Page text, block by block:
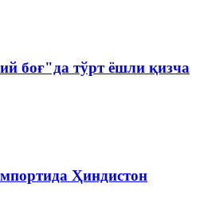
боғ"да тўрт ёшли қизча
Ҳиндистон